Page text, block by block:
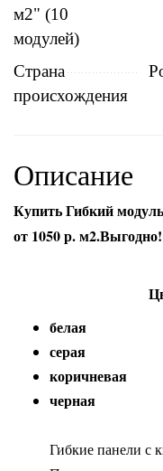
м2" (10
модулей)
Страна
происхождения
Описание
Купить Гибкий
от 1050 р. м2.Выгодно!
белая
серая
коричневая
черная
Гибкие панели с